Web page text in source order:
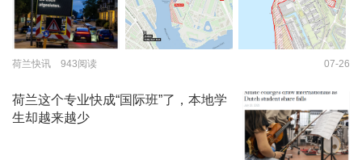
荷兰快讯 943阅读 07-26
荷兰这个专业快成“国际班”了，本地学
生却越来越少